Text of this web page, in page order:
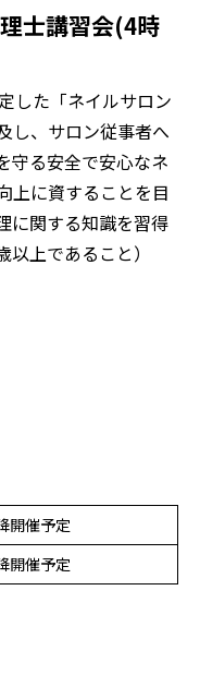
士講習会(4時
した「ネイルサロン
し、サロン従事者へ
守る安全で安心なネ
上に資することを目
に関する知識を習得
上であること）
催予定
催予定